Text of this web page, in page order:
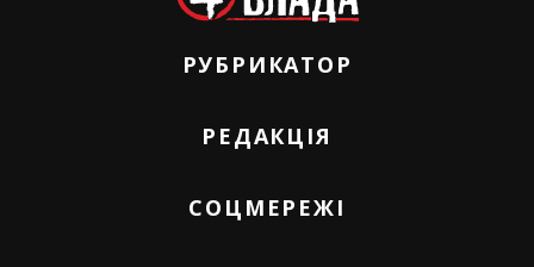
РУБРИКАТОР
РЕДАКЦІЯ
СОЦМЕРЕЖІ